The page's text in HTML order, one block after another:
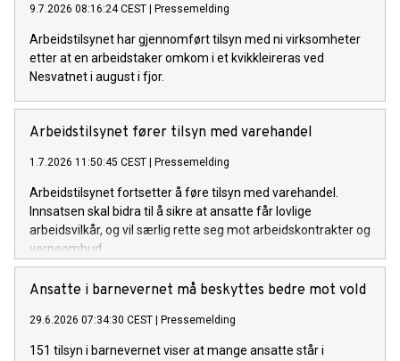
9.7.2026 08:16:24 CEST Pressemelding
Arbeidstilsynet har gjennomført tilsyn med ni virksomheter
etter at en arbeidstaker omkom i et kvikkleireras ved
Nesvatnet i august i fjor.
Arbeidstilsynet fører tilsyn med varehandel
1.7.2026 11:50:45 CEST Pressemelding
Arbeidstilsynet fortsetter å føre tilsyn med varehandel.
Innsatsen skal bidra til å sikre at ansatte får lovlige
arbeidsvilkår, og vil særlig rette seg mot arbeidskontrakter og
verneombud.
Ansatte i barnevernet må beskyttes bedre mot vold
29.6.2026 07:34:30 CEST Pressemelding
151 tilsyn i barnevernet viser at mange ansatte står i